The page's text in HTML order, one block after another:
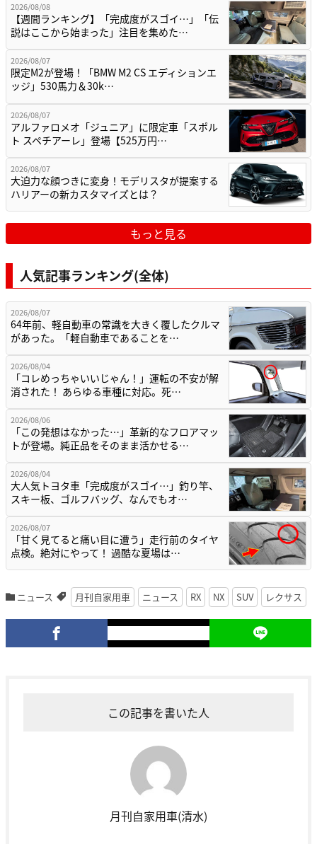
2026/08/08
【週間ランキング】「完成度がスゴイ…」「伝
説はここから始まった」注目を集めた…
2026/08/07
限定M2が登場！「BMW M2 CS エディションエ
ッジ」530馬力＆30k…
2026/08/07
アルファロメオ「ジュニア」に限定車「スポル
ト スペチアーレ」登場【525万円…
2026/08/07
大迫力な顔つきに変身！モデリスタが提案する
ハリアーの新カスタマイズとは？
もっと見る
人気記事ランキング(全体)
2026/08/07
64年前、軽自動車の常識を大きく覆したクルマ
があった。「軽自動車であることを…
2026/08/04
「コレめっちゃいいじゃん！」運転の不安が解
消された！ あらゆる車種に対応。死…
2026/08/06
「この発想はなかった…」革新的なフロアマッ
トが登場。純正品をそのまま活かせる…
2026/08/04
大人気トヨタ車「完成度がスゴイ…」釣り竿、
スキー板、ゴルフバッグ、なんでもオ…
2026/08/07
「甘く見てると痛い目に遭う」走行前のタイヤ
点検。絶対にやって！ 過酷な夏場は…
ニュース 月刊自家用車 ニュース RX NX SUV レクサス
この記事を書いた人
月刊自家用車(清水)